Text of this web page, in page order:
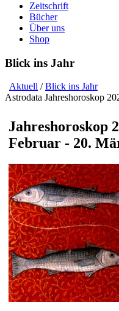
Zeitschrift
Bücher
Über uns
Shop
Blick ins Jahr
Aktuell /Blick ins Jahr
Astrodata Jahreshoroskop
Jahreshoroskop
Februar - 20.